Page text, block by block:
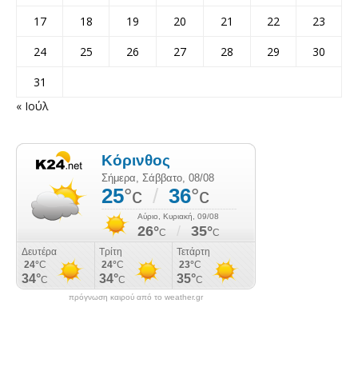
17
18 19 20 21 22
23
24
25 26 27 28 29
30
31
« Ιούλ
πρόγνωση καιρού από το weather.gr